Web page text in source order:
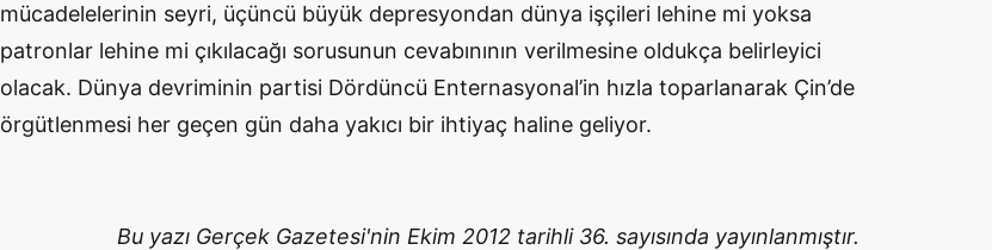
mücadelelerinin seyri, üçüncü büyük depresyondan dünya işçileri lehine mi yoksa
patronlar lehine mi çıkılacağı sorusunun cevabınının verilmesine oldukça belirleyici
olacak. Dünya devriminin partisi Dördüncü Enternasyonal’in hızla toparlanarak Çin’de
örgütlenmesi her geçen gün daha yakıcı bir ihtiyaç haline geliyor.
Bu yazı Gerçek Gazetesi'nin Ekim 2012 tarihli 36. sayısında yayınlanmıştır.